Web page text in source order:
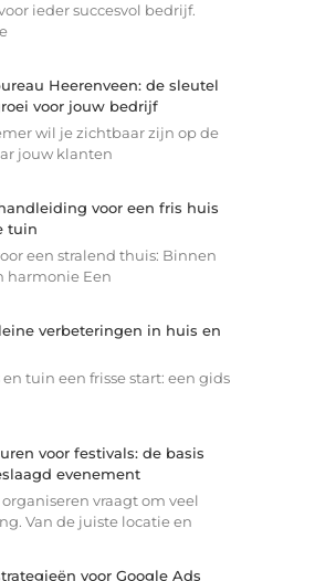
ieder succesvol bedrijf.
Heerenveen: de sleutel
voor jouw bedrijf
wil je zichtbaar zijn op de
jouw klanten
voor een fris huis
tuin
een stralend thuis: Binnen
harmonie Een
verbeteringen in huis en
en tuin een frisse start: een gids
voor festivals: de basis
evenement
vraagt om veel
Van de juiste locatie en
voor Google Ads